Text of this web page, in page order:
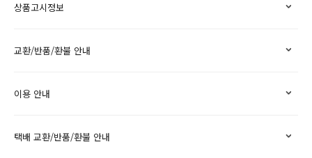
상품고시정보
교환/반품/환불 안내
이용 안내
택배 교환/반품/환불 안내